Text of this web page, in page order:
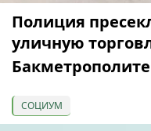
Полиция
уличную
СОЦИУМ